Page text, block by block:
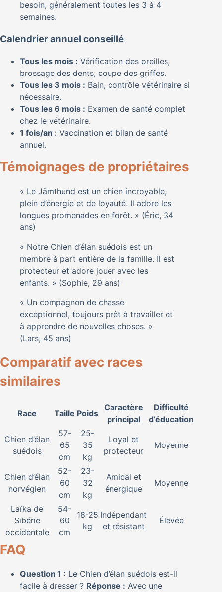
besoin, généralement toutes les 3 à 4
semaines.
Calendrier annuel conseillé
Tous les mois : Vérification des oreilles,
brossage des dents, coupe des griffes.
Tous les 3 mois : Bain, contrôle vétérinaire si
nécessaire.
Tous les 6 mois : Examen de santé complet
chez le vétérinaire.
1 fois/an : Vaccination et bilan de santé
annuel.
Témoignages de propriétaires
« Le Jämthund est un chien incroyable,
plein d’énergie et de loyauté. Il adore les
longues promenades en forêt. » (Éric, 34
ans)
« Notre Chien d’élan suédois est un
membre à part entière de la famille. Il est
protecteur et adore jouer avec les
enfants. » (Sophie, 29 ans)
« Un compagnon de chasse
exceptionnel, toujours prêt à travailler et
à apprendre de nouvelles choses. »
(Lars, 45 ans)
Comparatif avec races
similaires
Race Taille Poids
Caractère
principal
Difficulté
d’éducation
Chien d’élan
suédois
57-
65
cm
25-
35
kg
Loyal et
protecteur
Moyenne
Chien d’élan
norvégien
52-
60
cm
23-
32
kg
Amical et
énergique
Moyenne
Laïka de
Sibérie
occidentale
54-
60
cm
18-25
kg
Indépendant
et résistant
Élevée
FAQ
Question 1 : Le Chien d’élan suédois est-il
facile à dresser ? Réponse : Avec une